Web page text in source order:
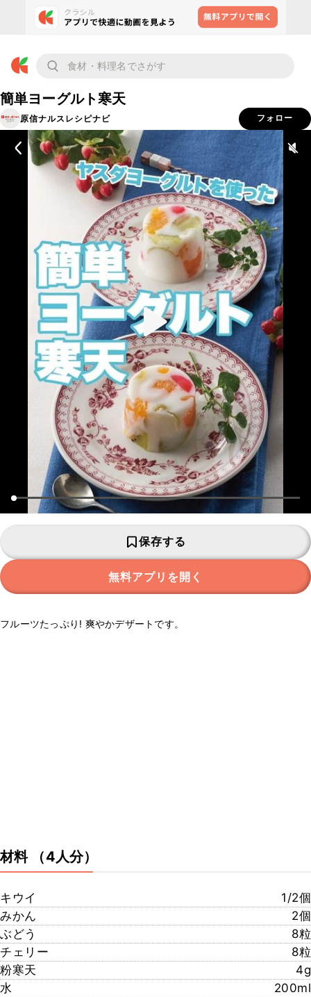
簡単ヨーグルト寒天
原信ナルスレシピナビ フォロー
保存する
無料アプリを開く
フルーツたっぷり! 爽やかデザートです。
材料 （4人分）
キウイ
1/2個
みかん
2個
ぶどう
8粒
チェリー
8粒
粉寒天
4g
水
200ml